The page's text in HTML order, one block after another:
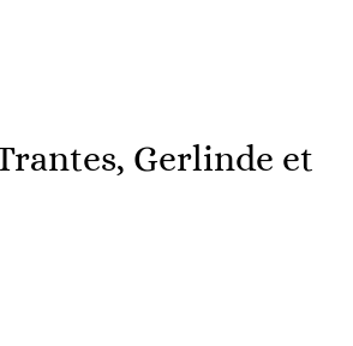
Gerlinde et